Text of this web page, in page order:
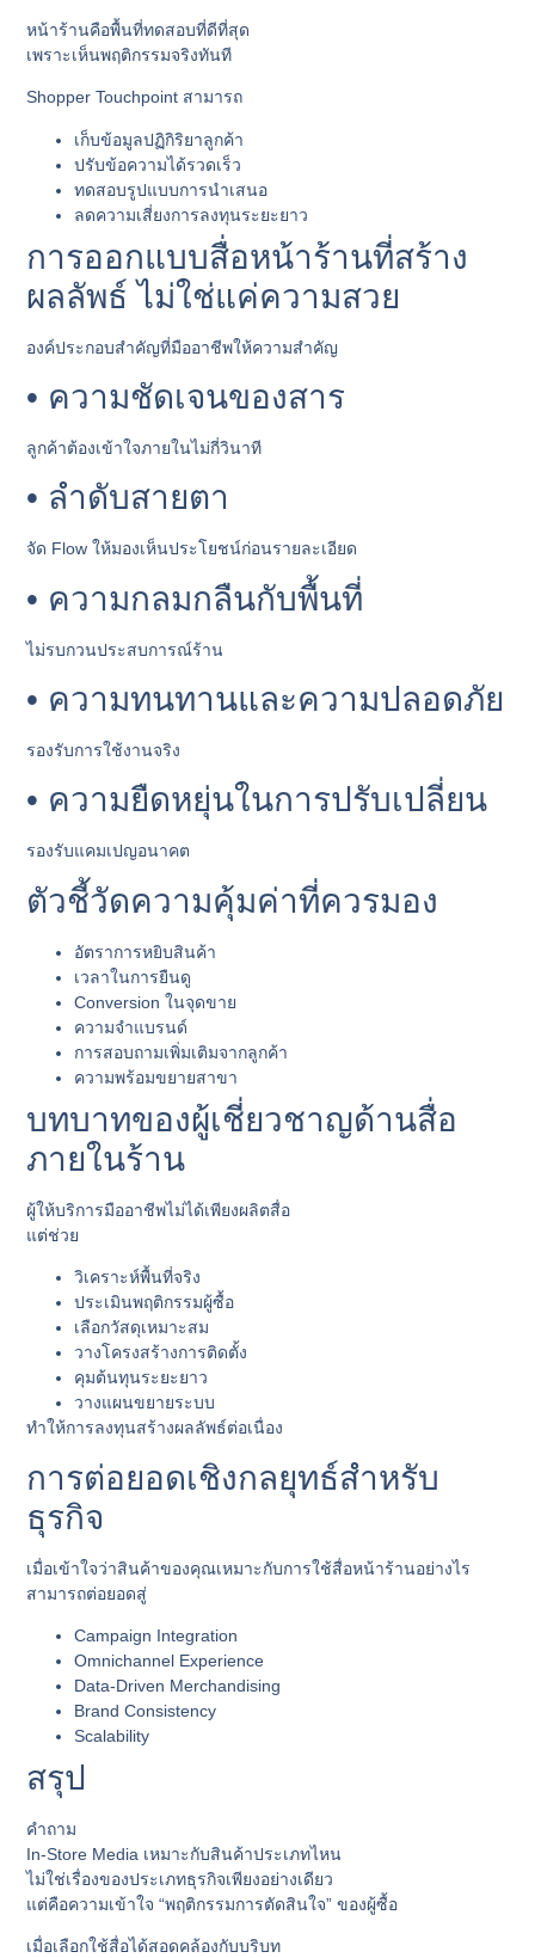
หน้าร้านคือพื้นที่ทดสอบที่ดีที่สุด
เพราะเห็นพฤติกรรมจริงทันที
Shopper Touchpoint สามารถ
เก็บข้อมูลปฏิกิริยาลูกค้า
ปรับข้อความได้รวดเร็ว
ทดสอบรูปแบบการนำเสนอ
ลดความเสี่ยงการลงทุนระยะยาว
การออกแบบสื่อหน้าร้านที่สร้าง
ผลลัพธ์ ไม่ใช่แค่ความสวย
องค์ประกอบสำคัญที่มืออาชีพให้ความสำคัญ
• ความชัดเจนของสาร
ลูกค้าต้องเข้าใจภายในไม่กี่วินาที
• ลำดับสายตา
จัด Flow ให้มองเห็นประโยชน์ก่อนรายละเอียด
• ความกลมกลืนกับพื้นที่
ไม่รบกวนประสบการณ์ร้าน
• ความทนทานและความปลอดภัย
รองรับการใช้งานจริง
• ความยืดหยุ่นในการปรับเปลี่ยน
รองรับแคมเปญอนาคต
ตัวชี้วัดความคุ้มค่าที่ควรมอง
อัตราการหยิบสินค้า
เวลาในการยืนดู
Conversion ในจุดขาย
ความจำแบรนด์
การสอบถามเพิ่มเติมจากลูกค้า
ความพร้อมขยายสาขา
บทบาทของผู้เชี่ยวชาญด้านสื่อ
ภายในร้าน
ผู้ให้บริการมืออาชีพไม่ได้เพียงผลิตสื่อ
แต่ช่วย
วิเคราะห์พื้นที่จริง
ประเมินพฤติกรรมผู้ซื้อ
เลือกวัสดุเหมาะสม
วางโครงสร้างการติดตั้ง
คุมต้นทุนระยะยาว
วางแผนขยายระบบ
ทำให้การลงทุนสร้างผลลัพธ์ต่อเนื่อง
การต่อยอดเชิงกลยุทธ์สำหรับ
ธุรกิจ
เมื่อเข้าใจว่าสินค้าของคุณเหมาะกับการใช้สื่อหน้าร้านอย่างไร
สามารถต่อยอดสู่
Campaign Integration
Omnichannel Experience
Data-Driven Merchandising
Brand Consistency
Scalability
สรุป
คำถาม
In-Store Media เหมาะกับสินค้าประเภทไหน
ไม่ใช่เรื่องของประเภทธุรกิจเพียงอย่างเดียว
แต่คือความเข้าใจ “พฤติกรรมการตัดสินใจ” ของผู้ซื้อ
เมื่อเลือกใช้สื่อได้สอดคล้องกับบริบท